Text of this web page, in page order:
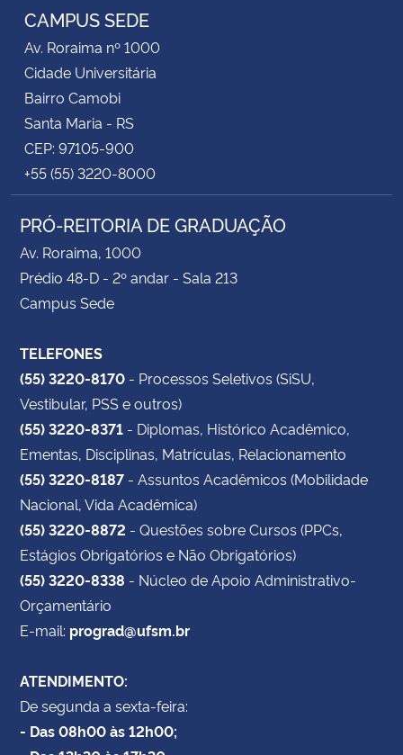
CAMPUS SEDE
Av. Roraima nº 1000
Cidade Universitária
Bairro Camobi
Santa Maria - RS
CEP: 97105-900
+55 (55) 3220-8000
PRÓ-REITORIA DE GRADUAÇÃO
Av. Roraima, 1000
Prédio 48-D - 2º andar - Sala 213
Campus Sede
TELEFONES
(55) 3220-8170 - Processos Seletivos (SiSU,
Vestibular, PSS e outros)
(55) 3220-8371 - Diplomas, Histórico Acadêmico,
Ementas, Disciplinas, Matrículas, Relacionamento
(55) 3220-8187 - Assuntos Acadêmicos (Mobilidade
Nacional, Vida Acadêmica)
(55) 3220-8872 - Questões sobre Cursos (PPCs,
Estágios Obrigatórios e Não Obrigatórios)
(55) 3220-8338 - Núcleo de Apoio Administrativo-
Orçamentário
E-mail: prograd@ufsm.br
ATENDIMENTO:
De segunda a sexta-feira:
- Das 08h00 às 12h00;